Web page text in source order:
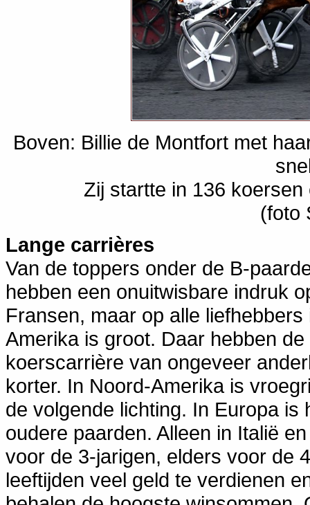
Boven: Billie de Montfort met
Zij startte in 136
(foto
Lange carrières
Van de toppers onder de B-
hebben een onuitwisbare indruk
Fransen, maar op alle
Amerika is groot. Daar hebben
koerscarrière van ongeveer
korter. In Noord-Amerika is
de volgende lichting. In Europa
oudere paarden. Alleen in Italië
voor de 3-jarigen, elders voor de
leeftijden veel geld te verdienen